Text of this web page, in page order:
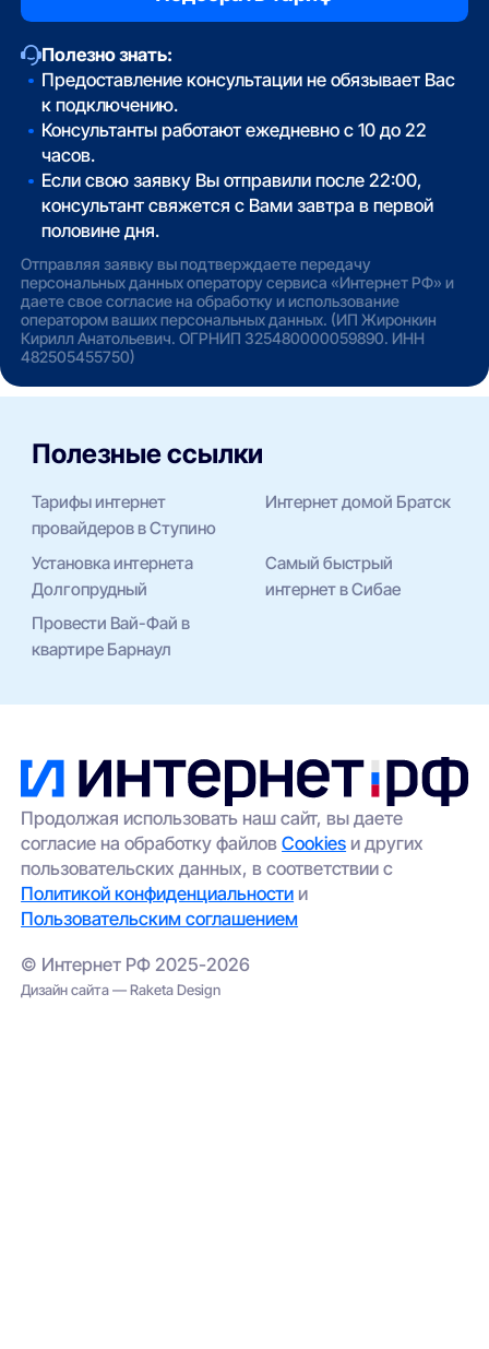
Полезно знать:
Предоставление консультации не обязывает Вас
к подключению.
Консультанты работают ежедневно с 10 до 22
часов.
Если свою заявку Вы отправили после 22:00,
консультант свяжется с Вами завтра в первой
половине дня.
Отправляя заявку вы подтверждаете передачу
персональных данных оператору сервиса «Интернет РФ» и
даете свое согласие на обработку и использование
оператором ваших персональных данных. (ИП Жиронкин
Кирилл Анатольевич. ОГРНИП 325480000059890. ИНН
482505455750)
Полезные ссылки
Тарифы интернет
провайдеров в Ступино
Интернет домой Братск
Установка интернета
Долгопрудный
Самый быстрый
интернет в Сибае
Провести Вай-Фай в
квартире Барнаул
Продолжая использовать наш сайт, вы даете
согласие на обработку файловCookies и других
пользовательских данных, в соответствии с
Политикой конфиденциальности и
Пользовательским соглашением
© Интернет РФ 2025-2026
Дизайн сайта — Raketa Design